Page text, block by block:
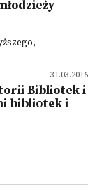
31.03.2016
Bibliotek i
bibliotek i